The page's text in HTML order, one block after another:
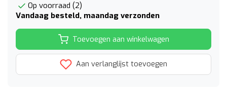
Op voorraad (2)
Vandaag besteld, maandag verzonden
Toevoegen aan winkelwagen
Aan verlanglijst toevoegen